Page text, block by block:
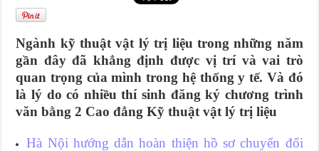
Ngành kỹ thuật vật lý trị liệu trong những năm
gần đây đã khẳng định được vị trí và vai trò
quan trọng của mình trong hệ thống y tế. Và đó
là lý do có nhiều thí sinh đăng ký chương trình
văn bằng 2 Cao đẳng Kỹ thuật vật lý trị liệu
Hà Nội hướng dẫn hoàn thiện hồ sơ chuyển đổi